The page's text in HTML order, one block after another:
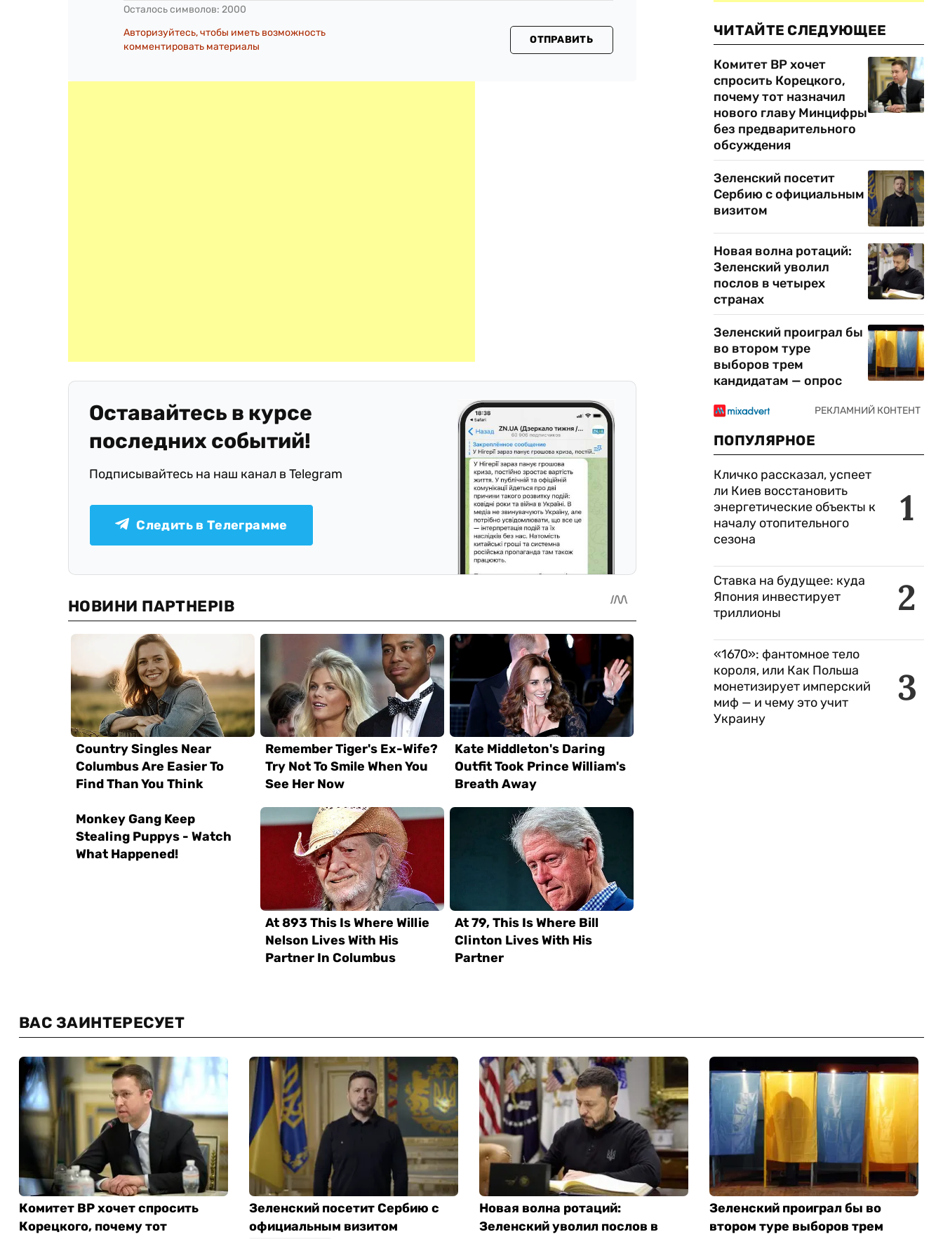
Осталось символов: 2000
Авторизуйтесь, чтобы иметь возможность
комментировать материалы
ОТПРАВИТЬ
Оставайтесь в курсе
последних событий!
Подписывайтесь на наш канал в Telegram
Следить в Телеграмме
ЧИТАЙТЕ СЛЕДУЮЩЕЕ
Комитет ВР хочет
спросить Корецкого,
почему тот назначил
нового главу Минцифры
без предварительного
обсуждения
Зеленский посетит
Сербию с официальным
визитом
Новая волна ротаций:
Зеленский уволил
послов в четырех
странах
Зеленский проиграл бы
во втором туре
выборов трем
кандидатам — опрос
ПОПУЛЯРНОЕ
1
Кличко рассказал, успеет
ли Киев восстановить
энергетические объекты к
началу отопительного
сезона
2
Ставка на будущее: куда
Япония инвестирует
триллионы
3
«1670»: фантомное тело
короля, или Как Польша
монетизирует имперский
миф — и чему это учит
Украину
ВАС ЗАИНТЕРЕСУЕТ
Комитет ВР хочет спросить
Корецкого, почему тот
Зеленский посетит Сербию с
официальным визитом
Новая волна ротаций:
Зеленский уволил послов в
Зеленский проиграл бы во
втором туре выборов трем